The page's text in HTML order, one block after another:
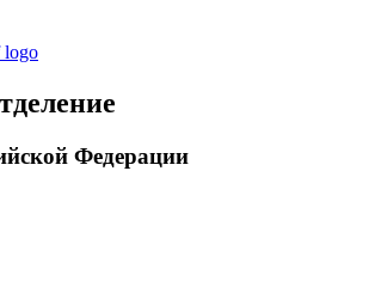
Федерации